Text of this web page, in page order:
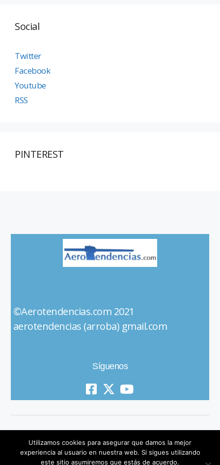
Social
Twitter
Facebook
Youtube
RSS
PINTEREST
©Aerotendencias.com 2021
aerotendencias (arroba) gmail.com
Síguenos
Utilizamos cookies para asegurar que damos la mejor
experiencia al usuario en nuestra web. Si sigues utilizando
este sitio asumiremos que estás de acuerdo.